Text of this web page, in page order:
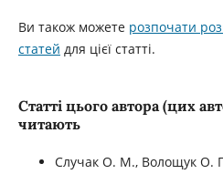
Ви також можете розпочати
статей для цієї статті.
Статті цього автора (цих
читають
Случак О. М., Волощук О.